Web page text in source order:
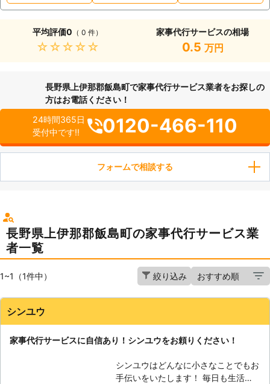
平均評価0 （ 0 件）
★★★★★
家事代行サービスの相場
0.5 万円
長野県上伊那郡飯島町で家事代行サービス業者をお探しの
方はお電話ください！
24時間365日
受付中です!!
0120-466-110
フォームで相談する
長野県上伊那郡飯島町の家事代行サービス業
者一覧
1~1（1件中） 絞り込み
シンユウ
家事代行サービスに自信あり！シンユウをお頼りください！
シンユウはどんなに小さなことでもお
手伝いをいたします！ 毎日も生活の